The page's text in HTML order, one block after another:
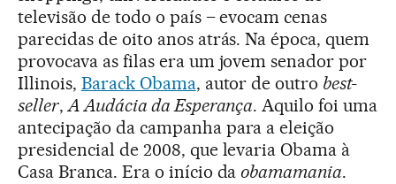
televisão de todo o país – evocam cenas
parecidas de oito anos atrás. Na época, quem
provocava as filas era um jovem senador por
Illinois, Barack Obama, autor de outro best-
seller,A Audácia da Esperança. Aquilo foi uma
antecipação da campanha para a eleição
presidencial de 2008, que levaria Obama à
Casa Branca. Era o início da obamamania.